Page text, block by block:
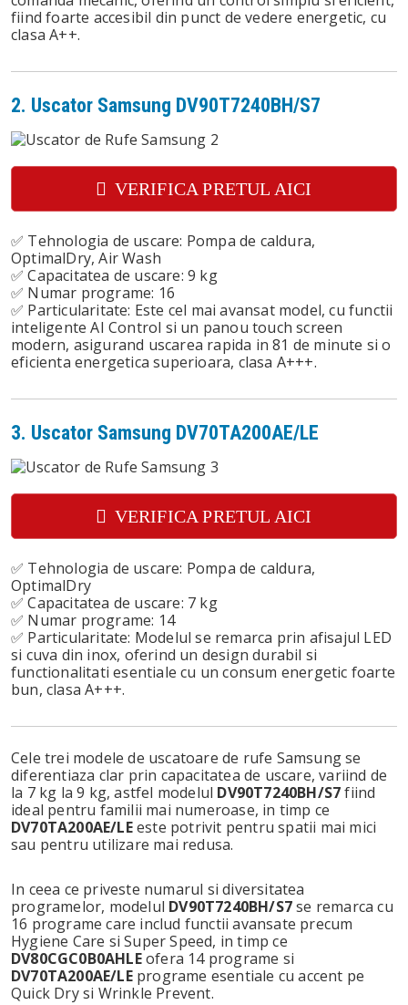
fiind foarte accesibil din punct de vedere energetic, cu
clasa A++.
2. Uscator Samsung DV90T7240BH/S7
VERIFICA PRETUL AICI
✅ Tehnologia de uscare: Pompa de caldura,
OptimalDry, Air Wash
✅ Capacitatea de uscare: 9 kg
✅ Numar programe: 16
✅ Particularitate: Este cel mai avansat model, cu functii
inteligente AI Control si un panou touch screen
modern, asigurand uscarea rapida in 81 de minute si o
eficienta energetica superioara, clasa A+++.
3. Uscator Samsung DV70TA200AE/LE
VERIFICA PRETUL AICI
✅ Tehnologia de uscare: Pompa de caldura,
OptimalDry
✅ Capacitatea de uscare: 7 kg
✅ Numar programe: 14
✅ Particularitate: Modelul se remarca prin afisajul LED
si cuva din inox, oferind un design durabil si
functionalitati esentiale cu un consum energetic foarte
bun, clasa A+++.
Cele trei modele de uscatoare de rufe Samsung se
diferentiaza clar prin capacitatea de uscare, variind de
la 7 kg la 9 kg, astfel modelul DV90T7240BH/S7fiind
ideal pentru familii mai numeroase, in timp ce
DV70TA200AE/LEeste potrivit pentru spatii mai mici
sau pentru utilizare mai redusa.
In ceea ce priveste numarul si diversitatea
programelor, modelul DV90T7240BH/S7se remarca cu
16 programe care includ functii avansate precum
Hygiene Care si Super Speed, in timp ce
DV80CGC0B0AHLEofera 14 programe si
DV70TA200AE/LEprograme esentiale cu accent pe
Quick Dry si Wrinkle Prevent.